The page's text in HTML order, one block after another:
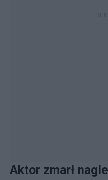
Aktor zmarł nagle